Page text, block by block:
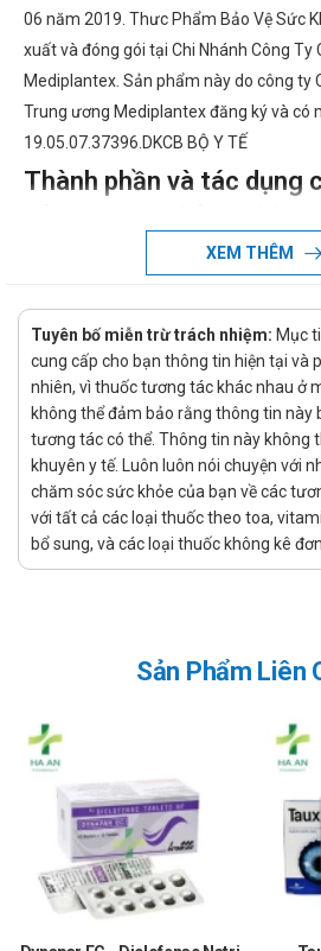
06 năm 2019. Thưc Phẩm Bảo Vệ Sức
xuất và đóng gói tại Chi Nhánh Công Ty
Mediplantex. Sản phẩm này do công ty
Trung ương Mediplantex đăng ký và có
19.05.07.37396.DKCB BỘ Y TẾ
Thành phần và tác dụng
Chi tiết về thành phần và tác dụng của
xác.
Thưc Phẩm Bảo Vệ Sức
bao nhiêu?
Thưc Phẩm Bảo Vệ Sức Khỏe Calrinas
đề mà nhiều người dùng quan tâm. Giá
Sức Khỏe Calrinas có thể thay đổi tùy
vậy, để biết giá cụ thể của Thưc Phẩm
quý khách hàng vui lòng liên hệ hotline
Calrinas chính hãng, uy
hãng, bạn có thể mua tại Nhà thuốc
sau:
Mua trực tiếp tại cửa hàng
Đặt hàng tại website:
Đặt hàng qua hotline: Call/zalo
Sự yêu mến và tin tưởng của khách
XEM THÊM
Tuyên bố miễn trừ trách nhiệm: Mục
cung cấp cho bạn thông tin hiện tại và
nhiên, vì thuốc tương tác khác nhau ở
không thể đảm bảo rằng thông tin này
tương tác có thể. Thông tin này không
khuyên y tế. Luôn luôn nói chuyện với
chăm sóc sức khỏe của bạn về các
với tất cả các loại thuốc theo toa,
bổ sung, và các loại thuốc không kê
Sản Phẩm Liên